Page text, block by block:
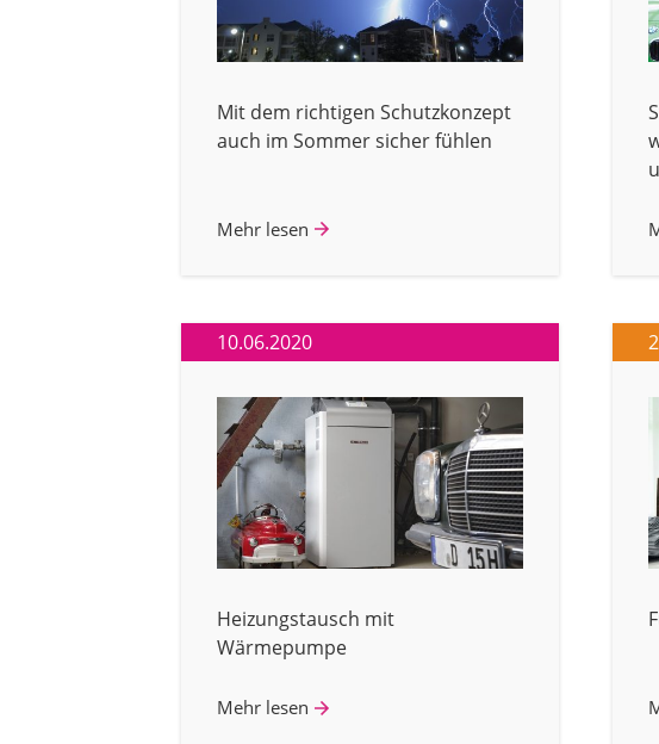
Mit dem richtigen Schutzkonzept
auch im Sommer sicher fühlen
Mehr lesen
10.06.2020
Heizungstausch mit
Wärmepumpe
Mehr lesen